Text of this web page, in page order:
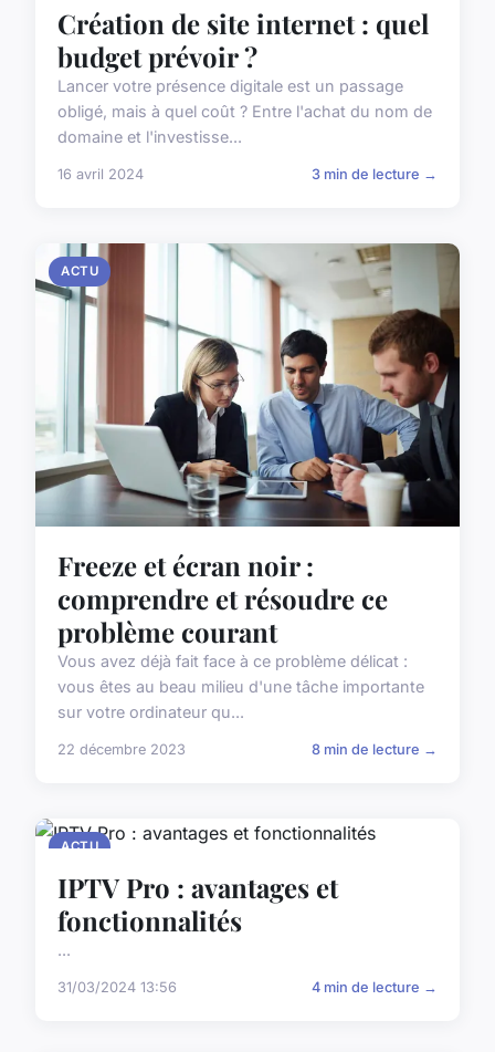
Création de site internet : quel
budget prévoir ?
Lancer votre présence digitale est un passage
obligé, mais à quel coût ? Entre l'achat du nom de
domaine et l'investisse...
16 avril 2024 3 min de lecture →
ACTU
Freeze et écran noir :
comprendre et résoudre ce
problème courant
Vous avez déjà fait face à ce problème délicat :
vous êtes au beau milieu d'une tâche importante
sur votre ordinateur qu...
22 décembre 2023 8 min de lecture →
ACTU
IPTV Pro : avantages et
fonctionnalités
...
31/03/2024 13:56 4 min de lecture →